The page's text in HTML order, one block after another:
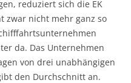
reduziert sich die EK
zwar nicht mehr ganz so
da. Das Unternehmen
von drei unabhängigen
den Durchschnitt an.